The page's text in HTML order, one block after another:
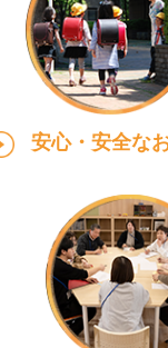
安心・安全な